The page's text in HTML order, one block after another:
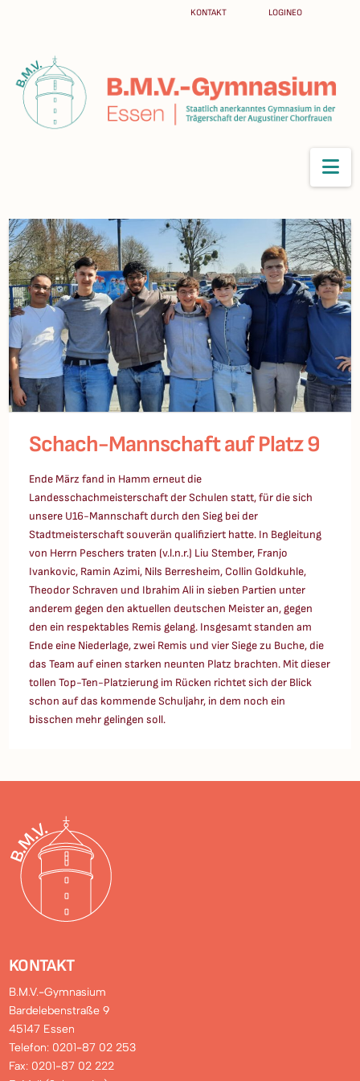
KONTAKT LOGINEO
Schach-Mannschaft auf Platz 9
Ende März fand in Hamm erneut die
Landesschachmeisterschaft der Schulen statt, für die sich
unsere U16-Mannschaft durch den Sieg bei der
Stadtmeisterschaft souverän qualifiziert hatte. In Begleitung
von Herrn Peschers traten (v.l.n.r.) Liu Stember, Franjo
Ivankovic, Ramin Azimi, Nils Berresheim, Collin Goldkuhle,
Theodor Schraven und Ibrahim Ali in sieben Partien unter
anderem gegen den aktuellen deutschen Meister an, gegen
den ein respektables Remis gelang. Insgesamt standen am
Ende eine Niederlage, zwei Remis und vier Siege zu Buche, die
das Team auf einen starken neunten Platz brachten. Mit dieser
tollen Top-Ten-Platzierung im Rücken richtet sich der Blick
schon auf das kommende Schuljahr, in dem noch ein
bisschen mehr gelingen soll.
KONTAKT
B.M.V.-Gymnasium
Bardelebenstraße 9
45147 Essen
Telefon: 0201-87 02 253
Fax: 0201-87 02 222